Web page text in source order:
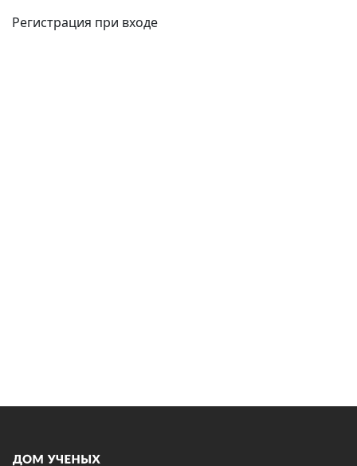
Регистрация при входе